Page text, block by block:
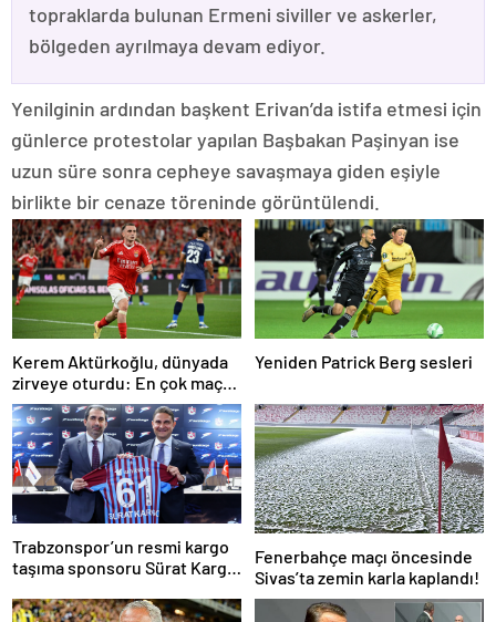
topraklarda bulunan Ermeni siviller ve askerler,
bölgeden ayrılmaya devam ediyor.
Yenilginin ardından başkent Erivan’da istifa etmesi için
günlerce protestolar yapılan Başbakan Paşinyan ise
uzun süre sonra cepheye savaşmaya giden eşiyle
birlikte bir cenaze töreninde görüntülendi.
Kerem Aktürkoğlu, dünyada
zirveye oturdu: En çok maça
çıkan oyuncu!
Yeniden Patrick Berg sesleri
Trabzonspor’un resmi kargo
taşıma sponsoru Sürat Kargo
Fenerbahçe maçı öncesinde
Sivas’ta zemin karla kaplandı!